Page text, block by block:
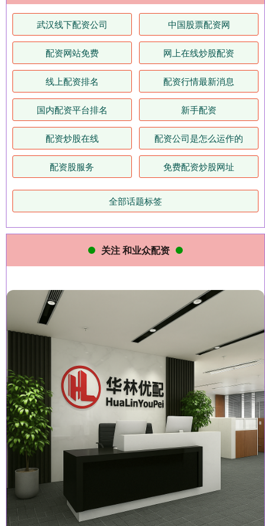
武汉线下配资公司 中国股票配资网
配资网站免费 网上在线炒股配资
线上配资排名 配资行情最新消息
国内配资平台排名 新手配资
配资炒股在线 配资公司是怎么运作的
配资股服务 免费配资炒股网址
全部话题标签
关注 和业众配资